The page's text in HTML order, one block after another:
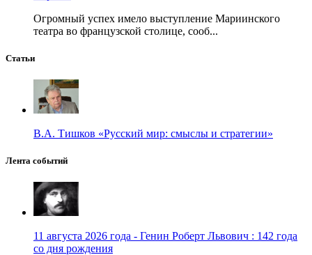
Огромный успех имело выступление Мариинского
театра во французской столице, сооб...
Статьи
В.А. Тишков «Русский мир: смыслы и стратегии»
Лента событий
11 августа 2026 года - Генин Роберт Львович : 142 года
со дня рождения